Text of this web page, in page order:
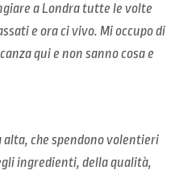
a Londra tutte le volte
e ora ci vivo. Mi occupo di
qui e non sanno cosa e
che spendono volentieri
ingredienti, della qualità,